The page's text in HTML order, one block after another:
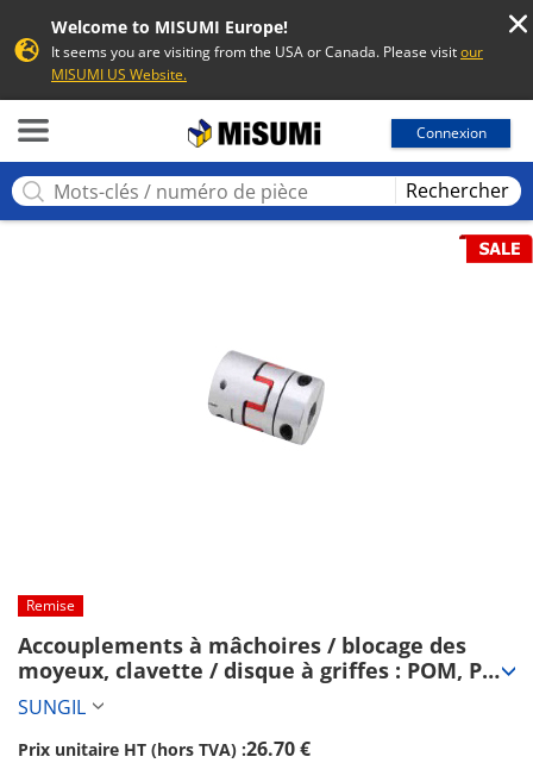
Welcome to MISUMI Europe!
It seems you are visiting from the USA or Canada. Please visitour
MISUMI US Website.
Connexion
Rechercher
Remise
Accouplements à mâchoires / blocage des
moyeux, clavette / disque à griffes : POM, PU,
polyester élastomère / corps : aluminium /
SJC / SUNGIL (SJCB-30C-RD-7K3X7)
SUNGIL
Prix unitaire HT (hors TVA) :26.70 €